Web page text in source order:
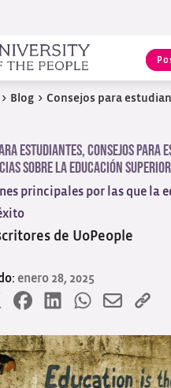
> Blog > Consejos para
estudiantes,Consejos para
sobre la educación superior
principales por las que la
de UoPeople
enero 28, 2025